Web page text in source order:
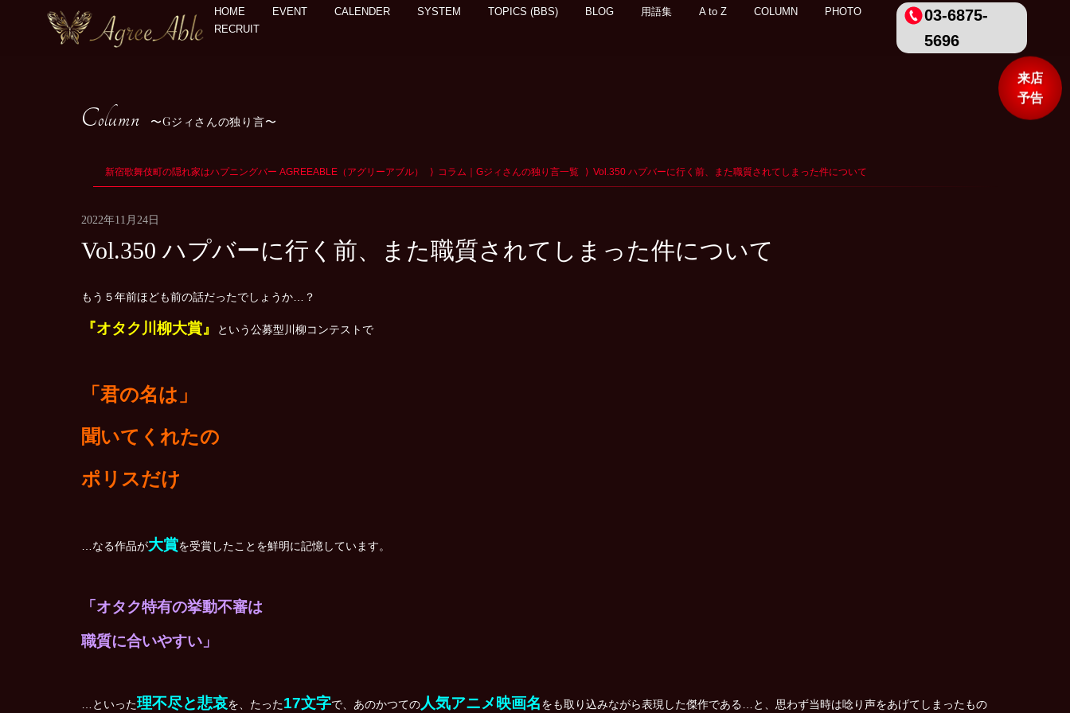
HOME EVENT CALENDER SYSTEM TOPICS (BBS) BLOG 用語集 A to Z COLUMN
PHOTO
RECRUIT
03-6875-
5696
来店
予告
Column Gジィさんの独り言
新宿歌舞伎町の隠れ家はハプニングバー AGREEABLE（アグリーアブル） コラム｜Gジィさんの独り言一覧 Vol.350 ハプバーに行く前、また職質されてしまった件について
2022年11月24日
Vol.350 ハプバーに行く前、また職質されてしまった件について
もう５年前ほども前の話だったでしょうか…？
『オタク川柳大賞』 という公募型川柳コンテストで
「君の名は」
聞いてくれたの
ポリスだけ
…なる作品が大賞を受賞したことを鮮明に記憶しています。
「オタク特有の挙動不審は
職質に合いやすい」
…といった理不尽と悲哀を、たった17文字で、あのかつての人気アニメ映画名をも取り込みながら表現した傑作である…と、思わず当時は唸り声をあげてしまったもの